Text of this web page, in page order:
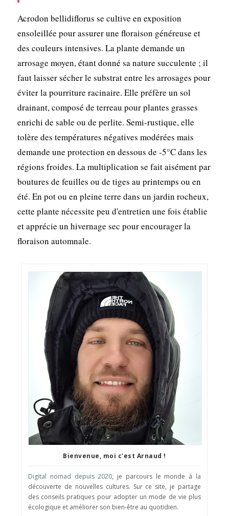
Acrodon bellidiflorus se cultive en exposition
ensoleillée pour assurer une floraison généreuse et
des couleurs intensives. La plante demande un
arrosage moyen, étant donné sa nature succulente ; il
faut laisser sécher le substrat entre les arrosages pour
éviter la pourriture racinaire. Elle préfère un sol
drainant, composé de terreau pour plantes grasses
enrichi de sable ou de perlite. Semi-rustique, elle
tolère des températures négatives modérées mais
demande une protection en dessous de -5°C dans les
régions froides. La multiplication se fait aisément par
boutures de feuilles ou de tiges au printemps ou en
été. En pot ou en pleine terre dans un jardin rocheux,
cette plante nécessite peu d'entretien une fois établie
et apprécie un hivernage sec pour encourager la
floraison automnale.
Bienvenue, moi c'est Arnaud !
Digital nomad depuis 2020, je parcours le monde à la
découverte de nouvelles cultures. Sur ce site, je partage
des conseils pratiques pour adopter un mode de vie plus
écologique et améliorer son bien-être au quotidien.